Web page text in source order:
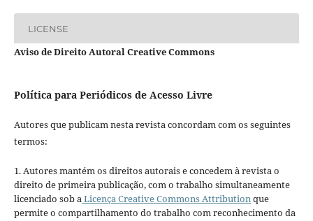
LICENSE
Aviso de Direito Autoral Creative Commons
Política para Periódicos de Acesso Livre
Autores que publicam nesta revista concordam com os seguintes
termos:
1. Autores mantém os direitos autorais e concedem à revista o
direito de primeira publicação, com o trabalho simultaneamente
licenciado sob aLicença Creative Commons Attributionque
permite o compartilhamento do trabalho com reconhecimento da